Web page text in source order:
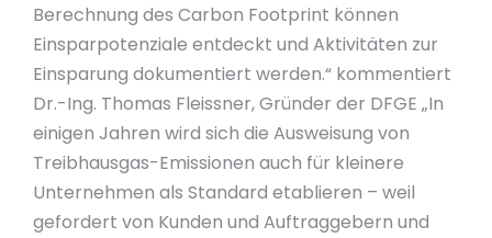
Berechnung des Carbon Footprint können
Einsparpotenziale entdeckt und Aktivitäten zur
Einsparung dokumentiert werden.“ kommentiert
Dr.-Ing. Thomas Fleissner, Gründer der DFGE „In
einigen Jahren wird sich die Ausweisung von
Treibhausgas-Emissionen auch für kleinere
Unternehmen als Standard etablieren – weil
gefordert von Kunden und Auftraggebern und